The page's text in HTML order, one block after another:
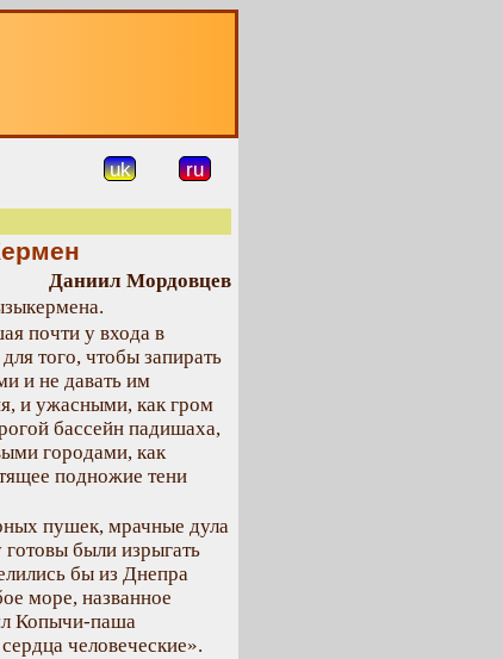
uk ru
Даниил Мордовцев
почти у входа в
того, чтобы запирать
и не давать им
и ужасными, как гром
бассейн падишаха,
городами, как
подножие тени
пушек, мрачные дула
были изрыгать
бы из Днепра
море, названное
Копычи-паша
человеческие».